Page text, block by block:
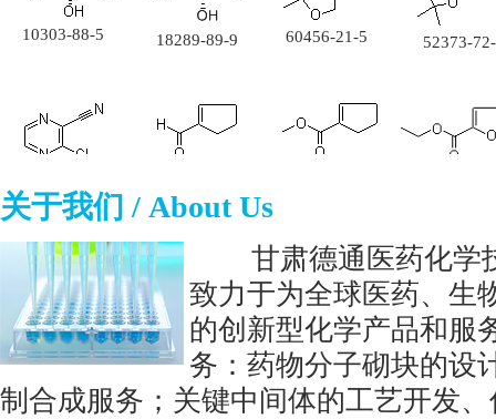
10303-88-5 18289-89-9 60456-21-5 52373-
84477-72-5
867165-53-5
56423-63-3 6270-63-
关于我们 / About Us
甘肃德通医药化学
致力于为全球医药、生
的创新型化学产品和服
务：药物分子砌块的设
制合成服务；关键中间体的工艺开发